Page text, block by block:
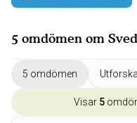
5 omdömen om
5 omdömen Utforska
Visar 5